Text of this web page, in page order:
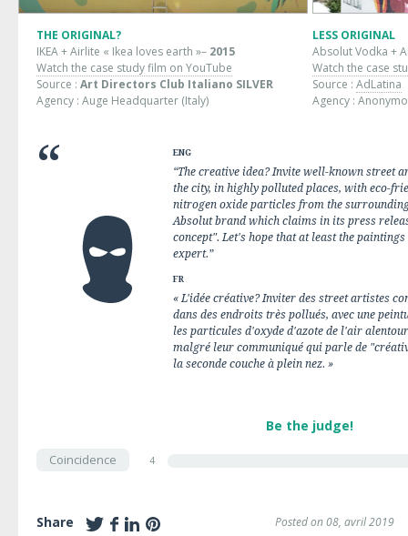
THE ORIGINAL?
IKEA + Airlite « Ikea loves earth »– 2015
Watch the case study film on YouTube
Source : Art Directors Club Italiano SILVER
Agency : Auge Headquarter (Italy)
LESS ORIGINAL
Absolut Vodka +
Watch the case
Source : AdLatina
Agency :
ENG
“The creative idea? Invite well-known street
the city, in highly polluted places, with eco-
nitrogen oxide particles from the
Absolut brand which claims in its press
concept". Let's hope that at least the
expert.”
FR
« L'idée créative? Inviter des street artistes
dans des endroits très pollués, avec une
les particules d'oxyde d'azote de l'air
malgré leur communiqué qui parle de
la seconde couche à plein nez. »
Be the judge!
Coincidence 4
Share Posted on 08, avril 2019